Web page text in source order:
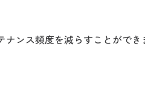
ンス頻度を減らすことがで